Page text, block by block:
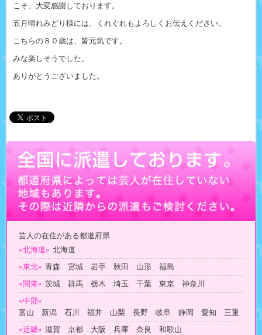
こそ、大変感謝しております。
五月晴れみどり様には、くれぐれもよろしくお伝えください。
こちらの８０歳は、皆元気です。
みな楽しそうでした。
ありがとうございました。
芸人の在住がある都道府県
«北海道» 北海道
«東北» 青森 宮城 岩手 秋田 山形 福島
«関東» 茨城 群馬 栃木 埼玉 千葉 東京 神奈川
«中部»
富山 新潟 石川 福井 山梨 長野 岐阜 静岡 愛知 三重
«近畿» 滋賀 京都 大阪 兵庫 奈良 和歌山